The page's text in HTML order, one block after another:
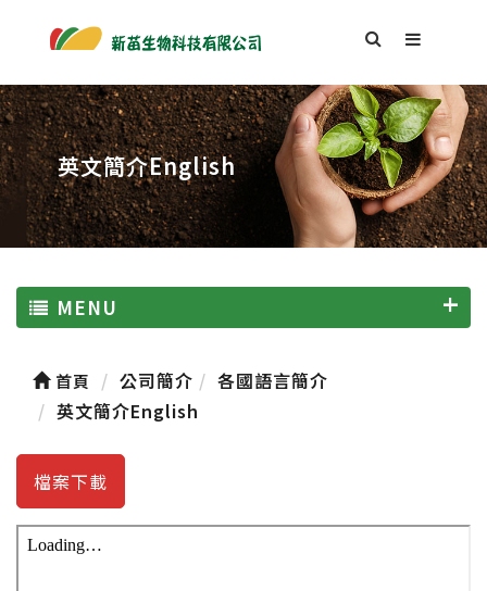
英文簡介English
MENU
首頁 公司簡介
各國語言簡介
英文簡介English
檔案下載